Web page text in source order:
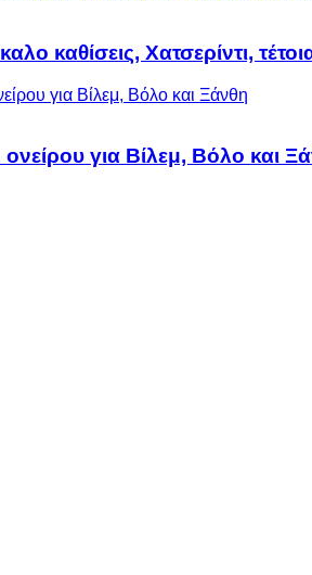
καθίσεις, Χατσερίντι,
για Βίλεμ, Βόλο και